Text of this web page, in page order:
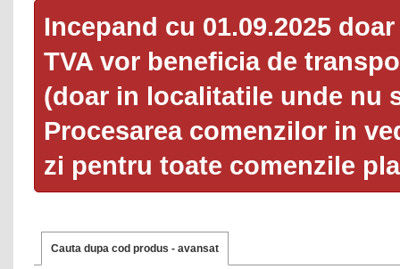
Incepand cu 01.09.2025
TVA vor beneficia de
(doar in localitatile unde nu
Procesarea comenzilor in
zi pentru toate comenzile
Cauta dupa cod produs - avansat